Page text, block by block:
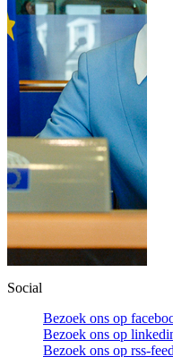
Social
Bezoek ons op
Bezoek ons op
Bezoek ons op rss-feed